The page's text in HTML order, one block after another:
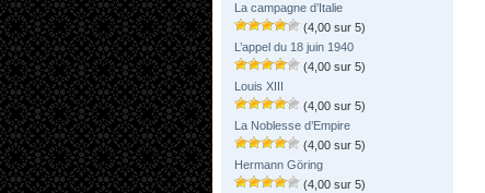
La campagne d’Italie
(4,00 sur 5)
L’appel du 18 juin 1940
(4,00 sur 5)
Louis XIII
(4,00 sur 5)
La Noblesse d’Empire
(4,00 sur 5)
Hermann Göring
(4,00 sur 5)